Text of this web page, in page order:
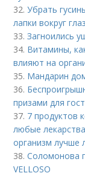
32.Убрать
лапки вокруг глаз
33.Загноились
34. Витамины,
влияют на
35. Мандарин
36.
призами для
37. 7 продуктов
любые
организм лучше
38.Соломонова
VELLOSO